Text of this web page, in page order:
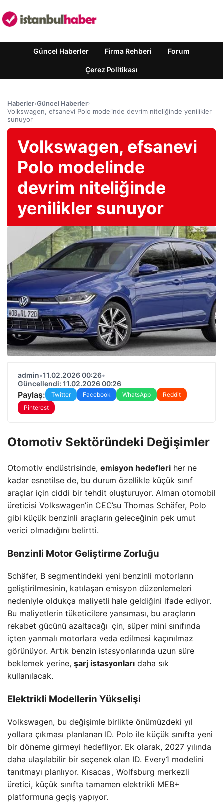
Güncel Haberler Firma Rehberi Forum
Çerez Politikası
Haberler›Güncel Haberler›
Volkswagen, efsanevi Polo modelinde devrim niteliğinde yenilikler
sunuyor
Volkswagen, efsanevi
Polo modelinde
devrim niteliğinde
yenilikler sunuyor
admin•11.02.2026 00:26•
Güncellendi: 11.02.2026 00:26
Paylaş: Twitter Facebook WhatsApp
Reddit
Pinterest
Otomotiv Sektöründeki Değişimler
Otomotiv endüstrisinde, emisyon hedefleri her ne
kadar esnetilse de, bu durum özellikle küçük sınıf
araçlar için ciddi bir tehdit oluşturuyor. Alman otomobil
üreticisi Volkswagen’in CEO’su Thomas Schäfer, Polo
gibi küçük benzinli araçların geleceğinin pek umut
verici olmadığını belirtti.
Benzinli Motor Geliştirme Zorluğu
Schäfer, B segmentindeki yeni benzinli motorların
geliştirilmesinin, katılaşan emisyon düzenlemeleri
nedeniyle oldukça maliyetli hale geldiğini ifade ediyor.
Bu maliyetlerin tüketicilere yansıması, bu araçların
rekabet gücünü azaltacağı için, süper mini sınıfında
içten yanmalı motorlara veda edilmesi kaçınılmaz
görünüyor. Artık benzin istasyonlarında uzun süre
beklemek yerine, şarj istasyonları daha sık
kullanılacak.
Elektrikli Modellerin Yükselişi
Volkswagen, bu değişimle birlikte önümüzdeki yıl
yollara çıkması planlanan ID. Polo ile küçük sınıfta yeni
bir döneme girmeyi hedefliyor. Ek olarak, 2027 yılında
daha ulaşılabilir bir seçenek olan ID. Every1 modelini
tanıtmayı planlıyor. Kısacası, Wolfsburg merkezli
üretici, küçük sınıfta tamamen elektrikli MEB+
platformuna geçiş yapıyor.